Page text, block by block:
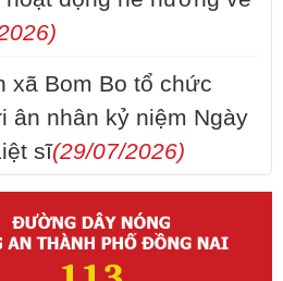
xã Bom Bo tổ chức
ân nhân kỷ niệm Ngày
sĩ(29/07/2026)